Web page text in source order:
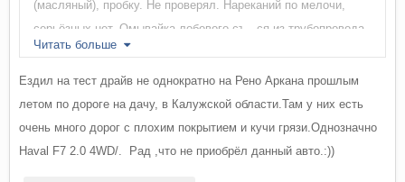
(масляный), пробку. Не проверял. Нареканий по мелочи,
серьёзных нет. Омывайка лобового съ...ся из трубопровода,
на заднее брызжет сразу. Диллер сказал:"Так у всех". Свет
в салоне, при нажатой кнопке "авто с дверьми" не всегда
гаснет. Лечится нажатием этой кнопки. Не особо напрягает,
больше веселит. Как-то сгорел предохранитель от
прикуривателя, при частном включении насоса подкачки
Читать больше
Ездил на тест драйв не однократно на Рено Аркана прошлым
летом по дороге на дачу, в Калужской области.Там у них есть
очень много дорог с плохим покрытием и кучи грязи.Однозначно
Haval F7 2.0 4WD/. Рад ,что не приобрёл данный авто.:))